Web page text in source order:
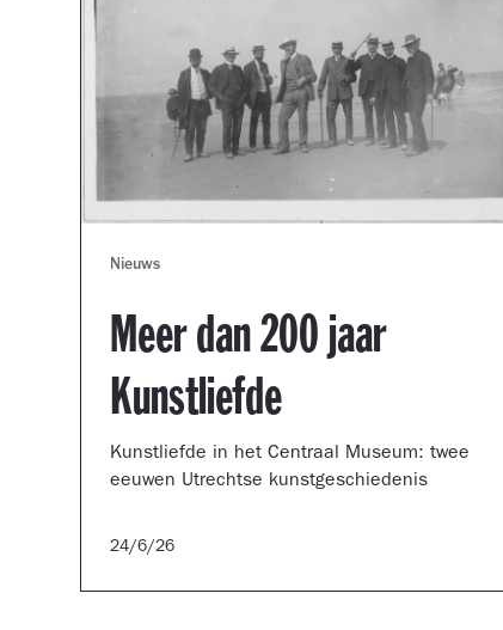
Nieuws
Meer dan 200 jaar
Kunstliefde
Kunstliefde in het Centraal Museum: twee
eeuwen Utrechtse kunstgeschiedenis
24/6/26